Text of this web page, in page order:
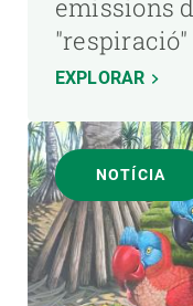
emissions
EXPLORAR
NOTÍCIA